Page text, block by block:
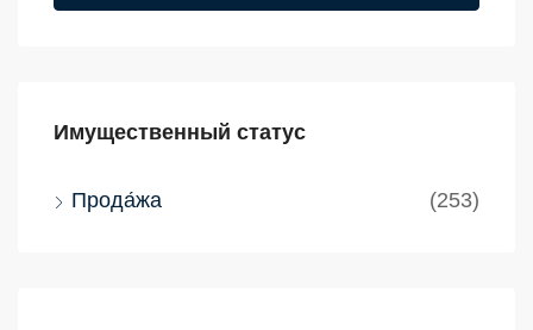
Имущественный статус
Прода́жа (253)